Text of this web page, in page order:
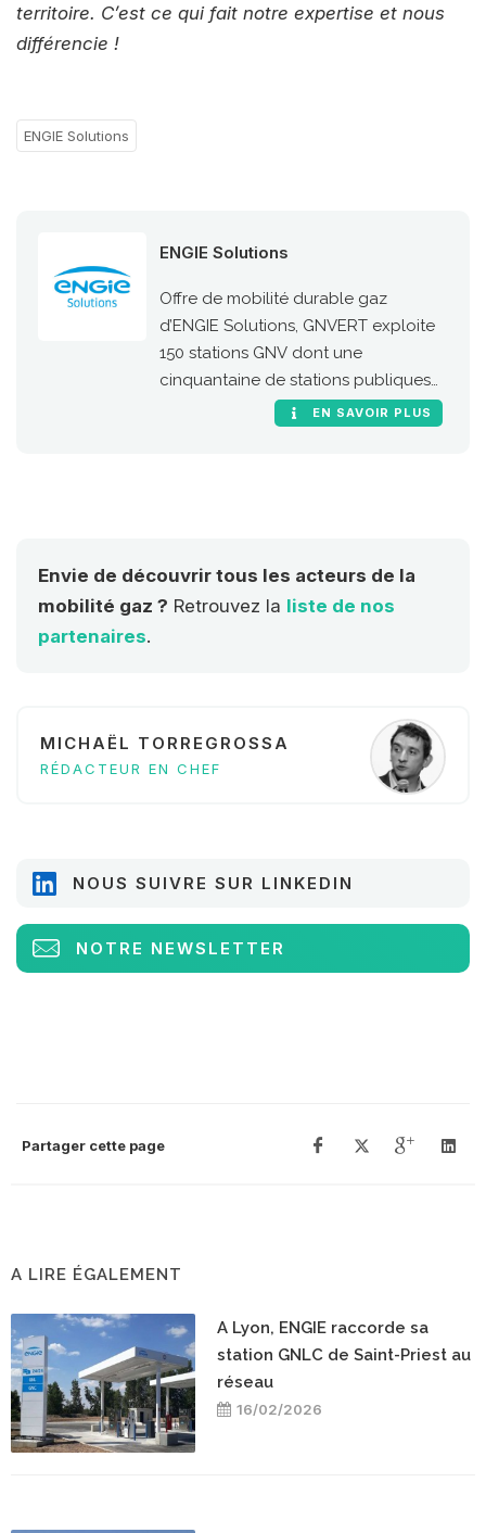
territoire. C’est ce qui fait notre expertise et nous
différencie !
ENGIE Solutions
ENGIE Solutions
Offre de mobilité durable gaz
d’ENGIE Solutions, GNVERT exploite
150 stations GNV dont une
cinquantaine de stations publiques
sur le territoire national.EN SAVOIR PLUS
Envie de découvrir tous les acteurs de la
mobilité gaz ? Retrouvez la liste de nos
partenaires.
MICHAËL TORREGROSSA
RÉDACTEUR EN CHEF
NOUS SUIVRE SUR LINKEDIN
NOTRE NEWSLETTER
Partager cette page
A LIRE ÉGALEMENT
A Lyon, ENGIE raccorde sa
station GNLC de Saint-Priest au
réseau
16/02/2026